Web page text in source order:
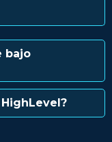
bajo